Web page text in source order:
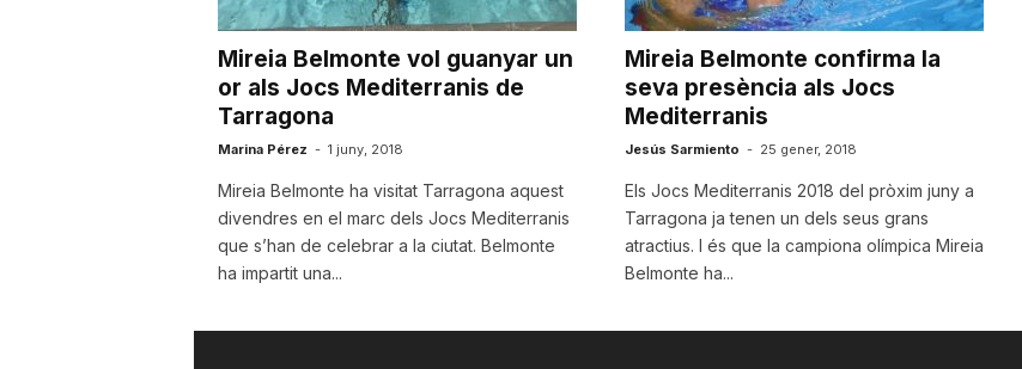
Mireia Belmonte vol guanyar un
or als Jocs Mediterranis de
Tarragona
Marina Pérez - 1 juny, 2018
Mireia Belmonte ha visitat Tarragona aquest
divendres en el marc dels Jocs Mediterranis
que s’han de celebrar a la ciutat. Belmonte
ha impartit una...
Mireia Belmonte confirma la
seva presència als Jocs
Mediterranis
Jesús Sarmiento - 25 gener, 2018
Els Jocs Mediterranis 2018 del pròxim juny a
Tarragona ja tenen un dels seus grans
atractius. I és que la campiona olímpica Mireia
Belmonte ha...